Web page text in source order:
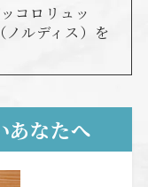
コロリュッ
ルディス）を
あなたへ